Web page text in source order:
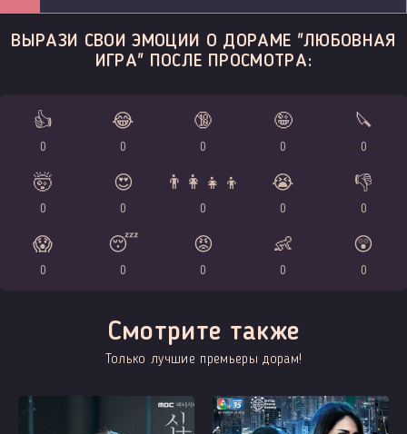
ВЫРАЗИ СВОИ ЭМОЦИИ О ДОРАМЕ "ЛЮБОВНАЯ
ИГРА" ПОСЛЕ ПРОСМОТРА:
👍
0
😂
0
🔞
0
🤪
0
🔪
0
🤯
0
😍
0
👨‍👩‍👧‍👦
0
😭
0
👎
0
😱
0
😴
0
😡
0
👶
0
😲
0
Смотрите также
Только лучшие премьеры дорам!